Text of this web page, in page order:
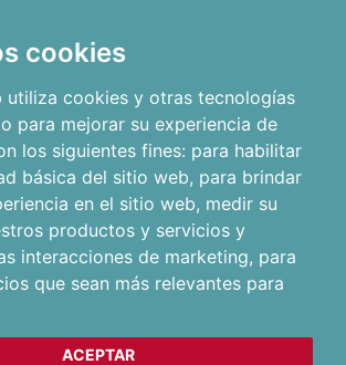
cookies
utiliza cookies y otras tecnologías
para mejorar su experiencia de
los siguientes fines: para habilitar
básica del sitio web, para brindar
en el sitio web, medir su
productos y servicios y
interacciones de marketing, para
que sean más relevantes para
ACEPTAR